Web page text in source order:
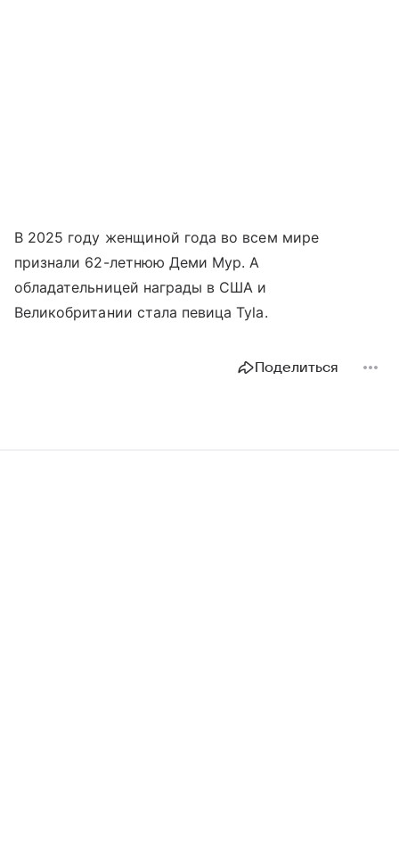
В 2025 году женщиной года во всем мире
признали 62-летнюю Деми Мур. А
обладательницей награды в США и
Великобритании стала певица Tyla.
Поделиться